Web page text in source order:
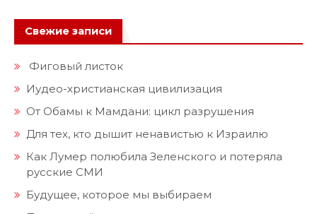
Свежие записи
Фиговый листок
Иудео-христианская цивилизация
От Обамы к Мамдани: цикл разрушения
Для тех, кто дышит ненавистью к Израилю
Как Лумер полюбила Зеленского и потеряла
русские СМИ
Будущее, которое мы выбираем